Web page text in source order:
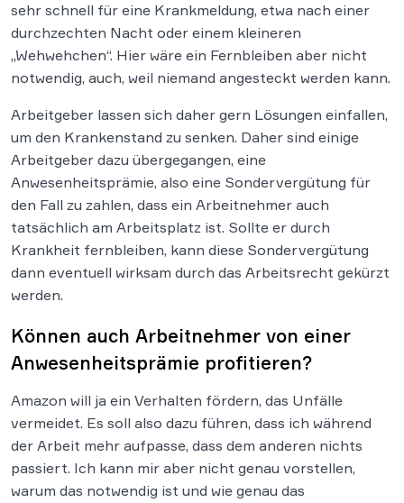
sehr schnell für eine Krankmeldung, etwa nach einer
durchzechten Nacht oder einem kleineren
„Wehwehchen“. Hier wäre ein Fernbleiben aber nicht
notwendig, auch, weil niemand angesteckt werden kann.
Arbeitgeber lassen sich daher gern Lösungen einfallen,
um den Krankenstand zu senken. Daher sind einige
Arbeitgeber dazu übergegangen, eine
Anwesenheitsprämie, also eine Sondervergütung für
den Fall zu zahlen, dass ein Arbeitnehmer auch
tatsächlich am Arbeitsplatz ist. Sollte er durch
Krankheit fernbleiben, kann diese Sondervergütung
dann eventuell wirksam durch das Arbeitsrecht gekürzt
werden.
Können auch Arbeitnehmer von einer
Anwesenheitsprämie profitieren?
Amazon will ja ein Verhalten fördern, das Unfälle
vermeidet. Es soll also dazu führen, dass ich während
der Arbeit mehr aufpasse, dass dem anderen nichts
passiert. Ich kann mir aber nicht genau vorstellen,
warum das notwendig ist und wie genau das